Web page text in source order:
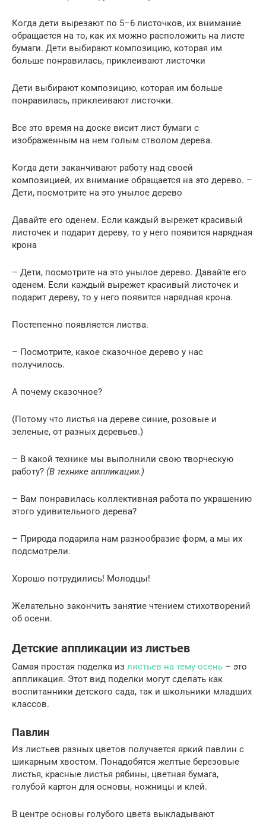
Когда дети вырезают по 5–6 листочков, их внимание
обращается на то, как их можно расположить на листе
бумаги. Дети выбирают композицию, которая им
больше понравилась, приклеивают листочки
Дети выбирают композицию, которая им больше
понравилась, приклеивают листочки.
Все это время на доске висит лист бумаги с
изображенным на нем голым стволом дерева.
Когда дети заканчивают работу над своей
композицией, их внимание обращается на это дерево. –
Дети, посмотрите на это унылое дерево
Давайте его оденем. Если каждый вырежет красивый
листочек и подарит дереву, то у него появится нарядная
крона
– Дети, посмотрите на это унылое дерево. Давайте его
оденем. Если каждый вырежет красивый листочек и
подарит дереву, то у него появится нарядная крона.
Постепенно появляется листва.
– Посмотрите, какое сказочное дерево у нас
получилось.
А почему сказочное?
(Потому что листья на дереве синие, розовые и
зеленые, от разных деревьев.)
– В какой технике мы выполнили свою творческую
работу? (В технике аппликации.)
– Вам понравилась коллективная работа по украшению
этого удивительного дерева?
– Природа подарила нам разнообразие форм, а мы их
подсмотрели.
Хорошо потрудились! Молодцы!
Желательно закончить занятие чтением стихотворений
об осени.
Детские аппликации из листьев
Самая простая поделка из листьев на тему осень – это
аппликация. Этот вид поделки могут сделать как
воспитанники детского сада, так и школьники младших
классов.
Павлин
Из листьев разных цветов получается яркий павлин с
шикарным хвостом. Понадобятся желтые березовые
листья, красные листья рябины, цветная бумага,
голубой картон для основы, ножницы и клей.
В центре основы голубого цвета выкладывают